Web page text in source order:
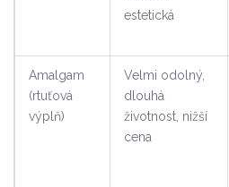
estetická
Amalgam
(rtuťová
výplň)
Velmi odolný,
dlouhá
životnost, nižší
cena